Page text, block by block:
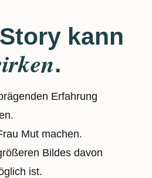
kann
.
Erfahrung
Mut machen.
Bildes davon
ist.